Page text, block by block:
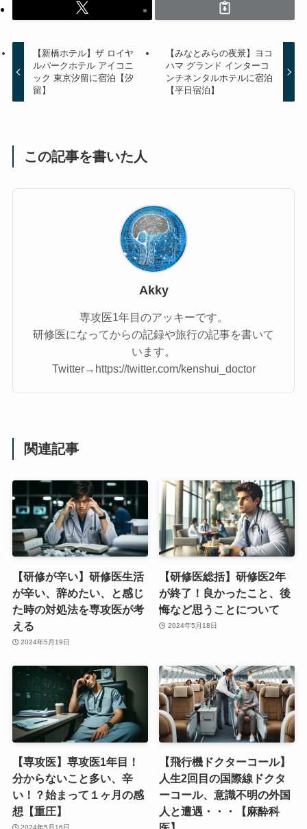
【新橋ホテル】ザ ロイヤ
ルパークホテル アイコニ
ック 東京汐留に宿泊【汐
留】
【みなとみらの夜景】ヨコ
ハマ グランド インターコ
ンチネンタルホテルに宿泊
【平日宿泊】
この記事を書いた人
Akky
専攻医1年目のアッキーです。
研修医になってからの記録や旅行の記事を書いて
います。
Twitter→https://twitter.com/kenshui_doctor
関連記事
【研修が辛い】研修医生活
が辛い、辞めたい、と感じ
た時の対処法を専攻医が考
える
2024年5月19日
【研修医総括】研修医2年
が終了！良かったこと、後
悔など思うことについて
2024年5月18日
【専攻医】専攻医1年目！
分からないこと多い、辛
い！？始まって１ヶ月の感
想【重圧】
【飛行機ドクターコール】
人生2回目の国際線ドクタ
ーコール、意識不明の外国
人と遭遇・・・【麻酔科